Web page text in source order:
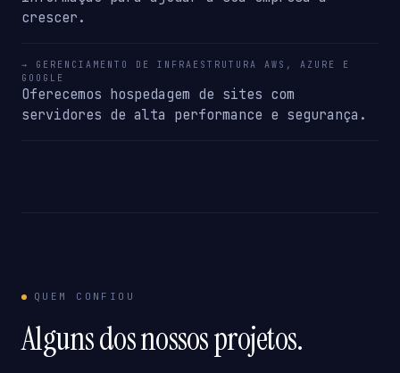
crescer.
→ GERENCIAMENTO DE INFRAESTRUTURA AWS, AZURE E
GOOGLE
Oferecemos hospedagem de sites com
servidores de alta performance e segurança.
QUEM CONFIOU
Alguns dos nossos projetos.